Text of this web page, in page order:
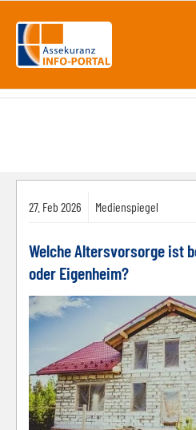
27. Feb 2026 Medienspiegel
Welche Altersvorsorge ist
oder Eigenheim?